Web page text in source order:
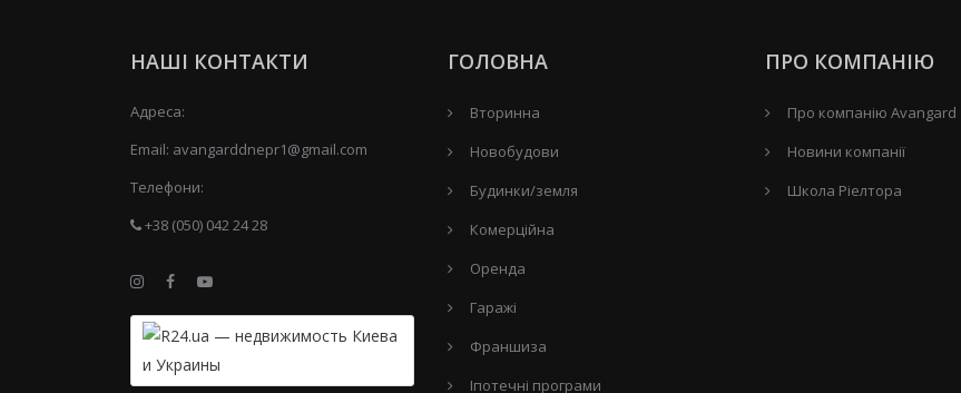
НАШІ КОНТАКТИ
Адреса:
Email: avangarddnepr1@gmail.com
Телефони:
+38 (050) 042 24 28
ГОЛОВНА
Вторинна
Новобудови
Будинки/земля
Комерційна
Оренда
Гаражі
Франшиза
Іпотечні програми
ПРО КОМПАНІЮ
Про компанію Avangard
Новини компанії
Школа Ріелтора